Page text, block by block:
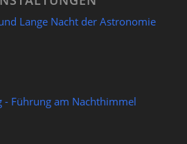
Lange Nacht der Astronomie
- Führung am Nachthimmel